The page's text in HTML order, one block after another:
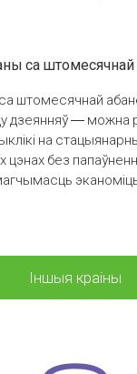
са штомесячнай
штомесячнай
дзеянняў — можна
на
цэнах без
эканоміць
Іншыя краіны